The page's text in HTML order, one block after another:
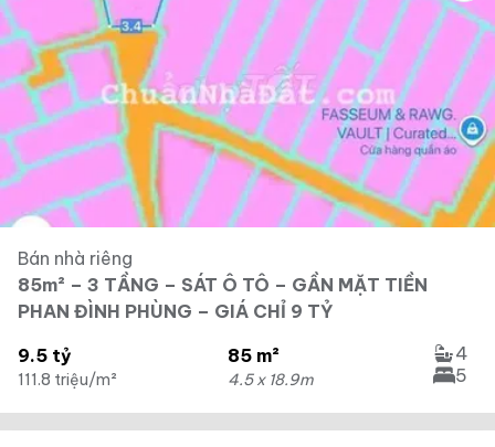
Bán nhà riêng
85m² – 3 TẦNG – SÁT Ô TÔ – GẦN MẶT TIỀN
PHAN ĐÌNH PHÙNG – GIÁ CHỈ 9 TỶ
9.5 tỷ
111.8 triệu/m²
85 m²
4.5 x 18.9m
4
5